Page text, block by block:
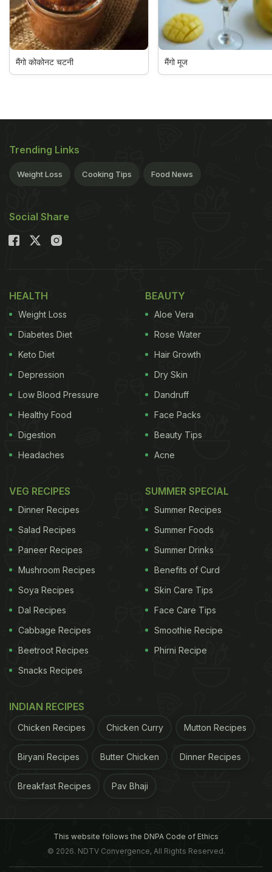
मैंगो कोकोनट चटनी मैंगो मूज
Trending Links
Weight Loss Cooking Tips Food News
Social Share
HEALTH
Weight Loss
Diabetes Diet
Keto Diet
Depression
Low Blood Pressure
Healthy Food
Digestion
Headaches
BEAUTY
Aloe Vera
Rose Water
Hair Growth
Dry Skin
Dandruff
Face Packs
Beauty Tips
Acne
VEG RECIPES
Dinner Recipes
Salad Recipes
Paneer Recipes
Mushroom Recipes
Soya Recipes
Dal Recipes
Cabbage Recipes
Beetroot Recipes
Snacks Recipes
SUMMER SPECIAL
Summer Recipes
Summer Foods
Summer Drinks
Benefits of Curd
Skin Care Tips
Face Care Tips
Smoothie Recipe
Phirni Recipe
INDIAN RECIPES
Chicken Recipes Chicken Curry Mutton Recipes
Biryani Recipes Butter Chicken Dinner Recipes
Breakfast Recipes Pav Bhaji
This website follows the DNPA Code of Ethics
© 2026. NDTV Convergence, All Rights Reserved.